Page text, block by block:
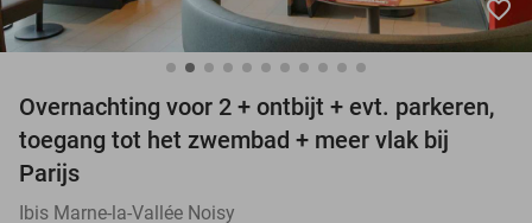
favorite_border
Overnachting voor 2 + ontbijt + evt. parkeren,
toegang tot het zwembad + meer vlak bij
Parijs
Ibis Marne-la-Vallée Noisy